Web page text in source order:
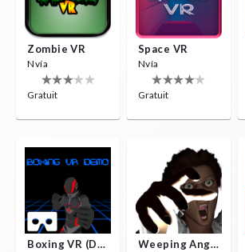
Zombie VR
Nvía
Gratuit
Space VR
Nvía
Gratuit
Boxing VR (Demo) Weeping Angels VR